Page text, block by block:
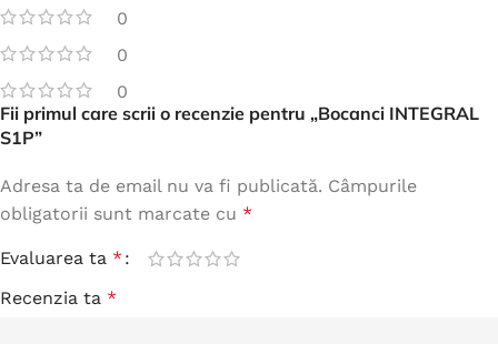
0
0
0
Fii primul care scrii o recenzie pentru „Bocanci INTEGRAL
S1P”
Adresa ta de email nu va fi publicată. Câmpurile
obligatorii sunt marcate cu *
Evaluarea ta *
Recenzia ta *